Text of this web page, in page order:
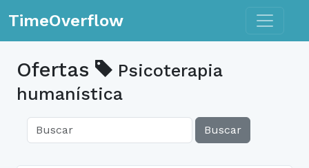
TimeOverflow Toggle
Ofertas
Psicoterapia
humanística
Buscar